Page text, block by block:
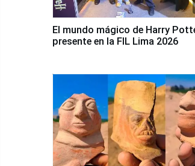
El mundo mágico de Harry
presente en la FIL Lima 2026